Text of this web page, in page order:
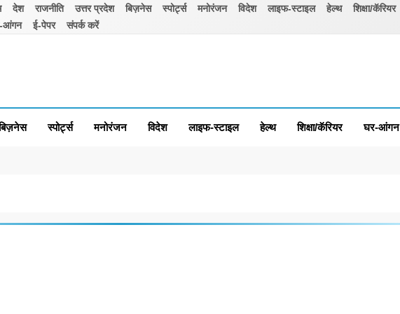
देश राजनीति उत्तर प्रदेश बिज़नेस स्पोर्ट्स मनोरंजन विदेश लाइफ-स्टाइल हेल्थ
शिक्षा/कॅरियर
आंगन
ई-पेपर संपर्क करें
स्पोर्ट्स मनोरंजन विदेश लाइफ-स्टाइल हेल्थ शिक्षा/कॅरियर घर-आंगन